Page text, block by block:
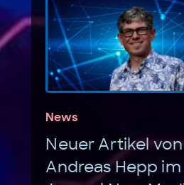
News
Neuer Artikel von
Andreas Hepp im